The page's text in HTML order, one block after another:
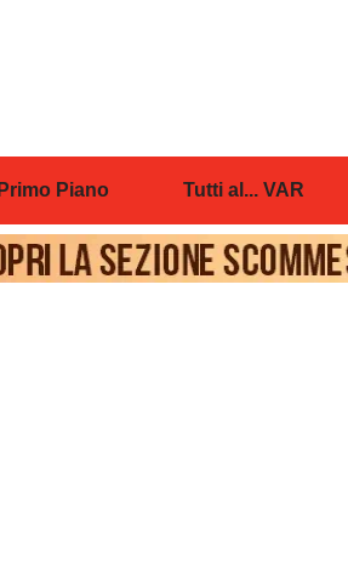
Piano Tutti al... VAR